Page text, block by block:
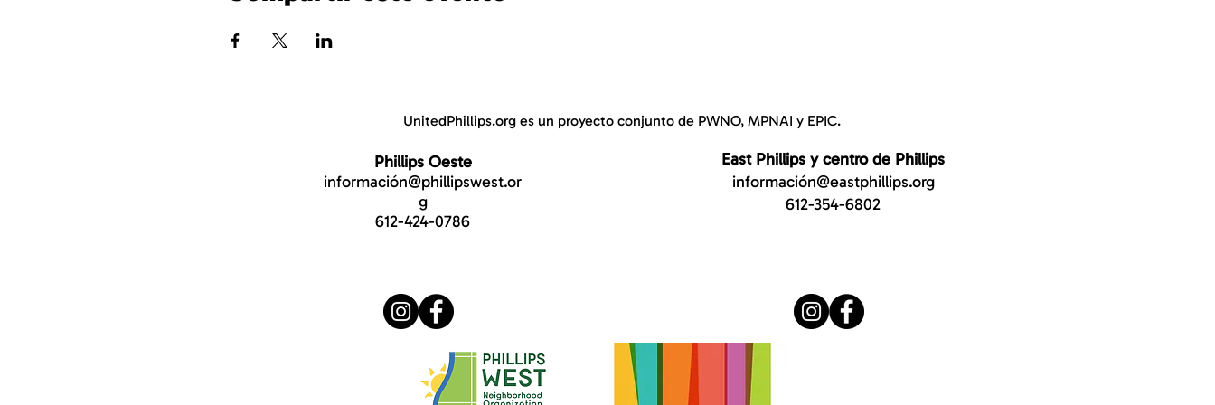
UnitedPhillips.org es un proyecto conjunto de PWNO, MPNAI y EPIC.
Phillips Oeste
información@phillipswest.or
g
612-424-0786
East Phillips y centro de Phillips
información@eastphillips.org
612-354-6802